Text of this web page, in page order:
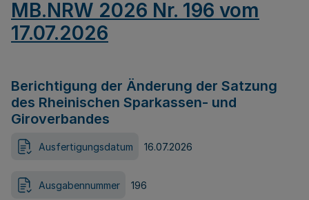
MB.NRW 2026 Nr. 196 vom
17.07.2026
Berichtigung der Änderung der Satzung
des Rheinischen Sparkassen- und
Giroverbandes
Ausfertigungsdatum 16.07.2026
Ausgabennummer 196